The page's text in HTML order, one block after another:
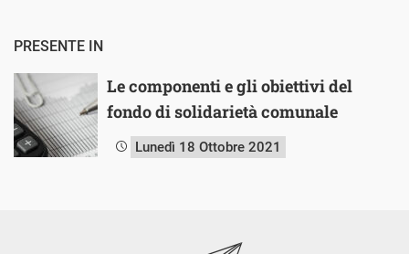
PRESENTE IN
Le componenti e gli obiettivi del
fondo di solidarietà comunale
Lunedì 18 Ottobre 2021